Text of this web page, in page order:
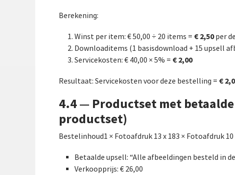
Berekening:
Winst per item: € 50,00 ÷ 20 items = € 2,50per
Downloaditems (1 basisdownload + 15 upsell
Servicekosten: € 40,00 × 5% = € 2,00
Resultaat: Servicekosten voor deze bestelling = €
4.4 — Productset met
productset)
Bestelinhoud1 × Fotoafdruk 13 x 183 × Fotoafdruk 10
Betaalde upsell: “Alle afbeeldingen besteld in
Verkoopprijs: € 26,00